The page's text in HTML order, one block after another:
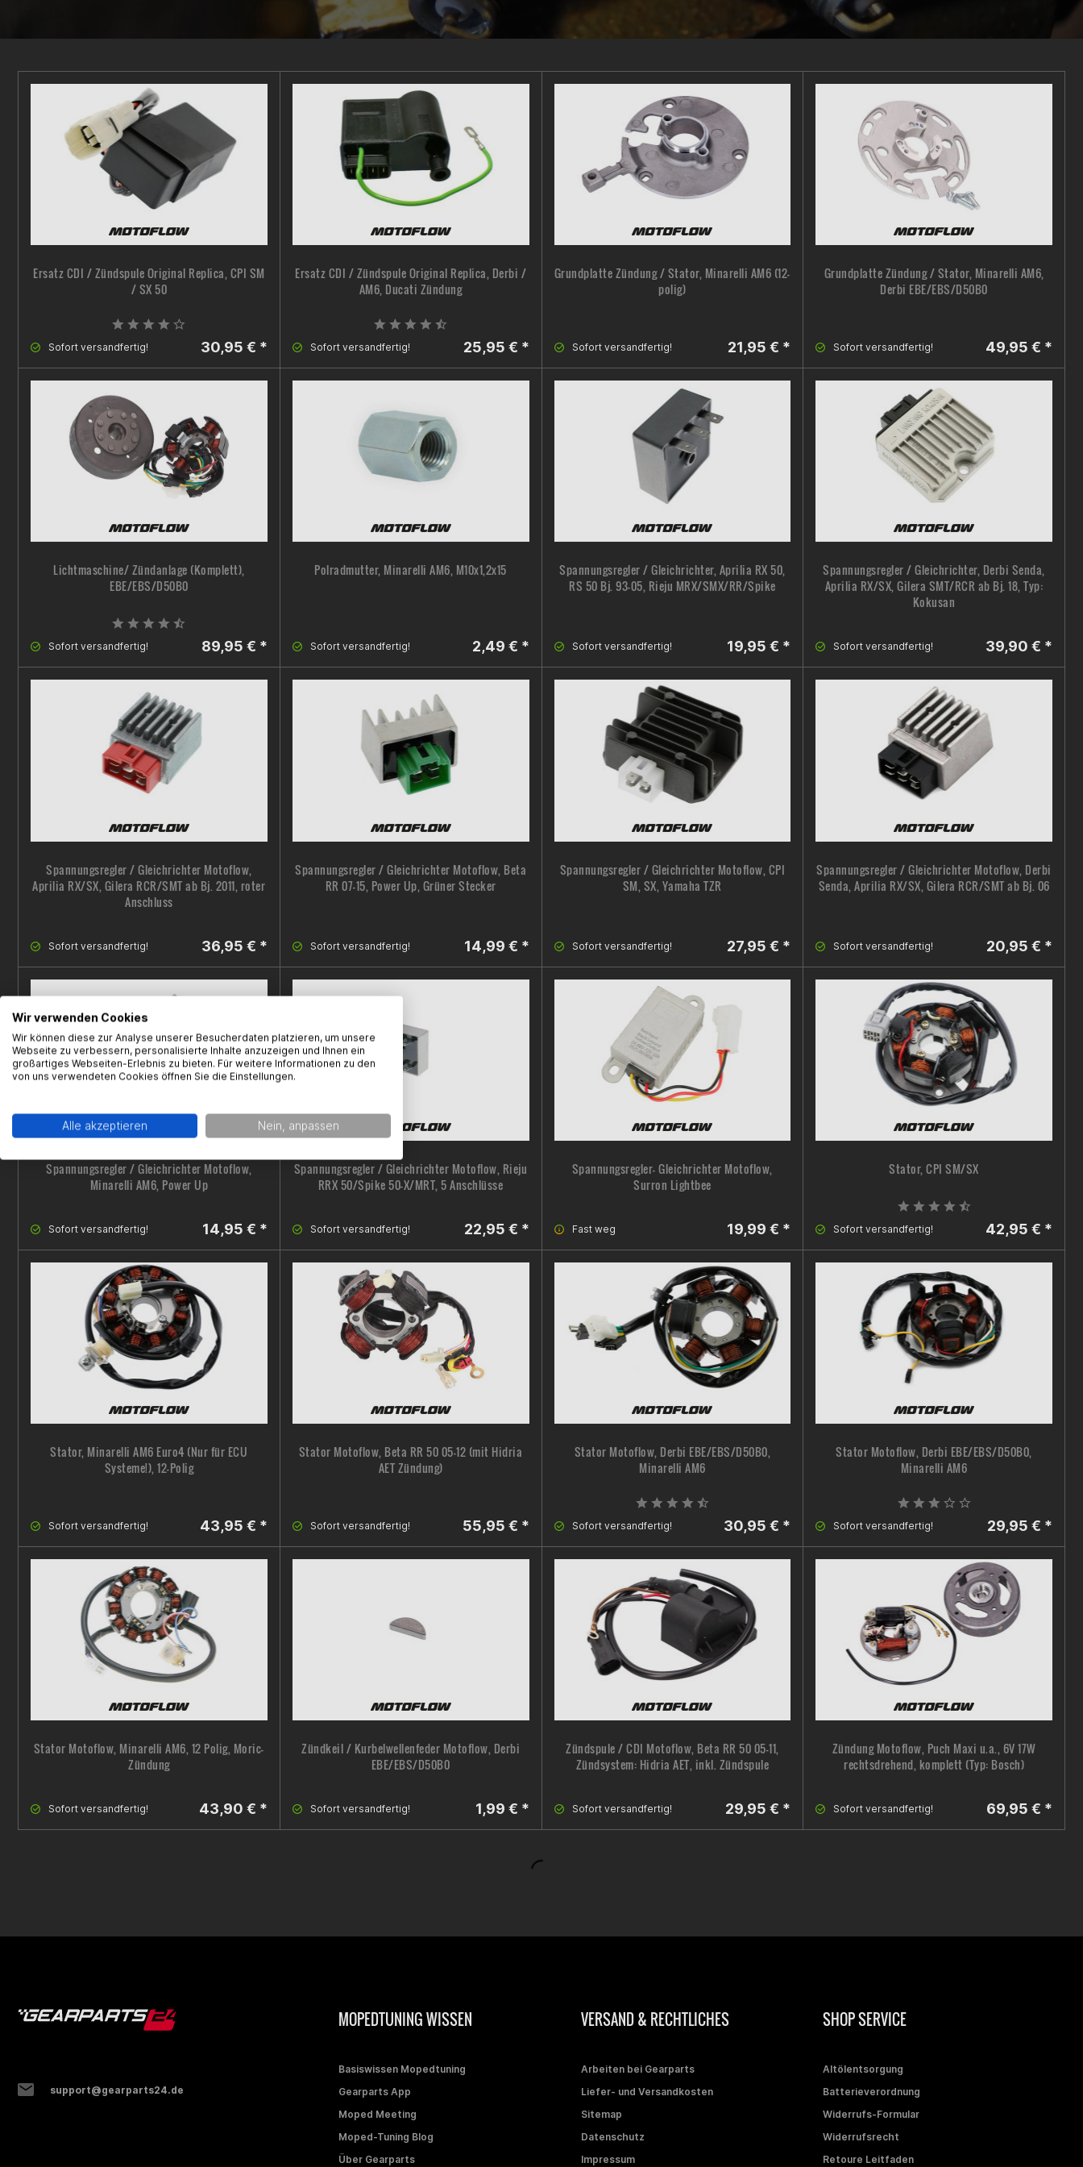
Ersatz CDI / Zündspule Original Replica, CPI SM
/ SX 50
Sofort versandfertig! 30,95 € *
Ersatz CDI / Zündspule Original Replica, Derbi /
AM6, Ducati Zündung
Sofort versandfertig! 25,95 € *
Grundplatte Zündung / Stator, Minarelli AM6 (12-
polig)
Sofort versandfertig! 21,95 € *
Grundplatte Zündung / Stator, Minarelli AM6,
Derbi EBE/EBS/D50B0
Sofort versandfertig! 49,95 € *
Lichtmaschine/ Zündanlage (Komplett),
EBE/EBS/D50B0
Sofort versandfertig! 89,95 € *
Polradmutter, Minarelli AM6, M10x1,2x15
Sofort versandfertig! 2,49 € *
Spannungsregler / Gleichrichter, Aprilia RX 50,
RS 50 Bj. 93-05, Rieju MRX/SMX/RR/Spike
Sofort versandfertig! 19,95 € *
Spannungsregler / Gleichrichter, Derbi Senda,
Aprilia RX/SX, Gilera SMT/RCR ab Bj. 18, Typ:
Kokusan
Sofort versandfertig! 39,90 € *
Spannungsregler / Gleichrichter Motoflow,
Aprilia RX/SX, Gilera RCR/SMT ab Bj. 2011, roter
Anschluss
Sofort versandfertig! 36,95 € *
Spannungsregler / Gleichrichter Motoflow, Beta
RR 07-15, Power Up, Grüner Stecker
Sofort versandfertig! 14,99 € *
Spannungsregler / Gleichrichter Motoflow, CPI
SM, SX, Yamaha TZR
Sofort versandfertig! 27,95 € *
Spannungsregler / Gleichrichter Motoflow, Derbi
Senda, Aprilia RX/SX, Gilera RCR/SMT ab Bj. 06
Sofort versandfertig! 20,95 € *
Spannungsregler / Gleichrichter Motoflow,
Minarelli AM6, Power Up
Sofort versandfertig! 14,95 € *
Spannungsregler / Gleichrichter Motoflow, Rieju
RRX 50/Spike 50-X/MRT, 5 Anschlüsse
Sofort versandfertig! 22,95 € *
Spannungsregler- Gleichrichter Motoflow,
Surron Lightbee
Fast weg 19,99 € *
Stator, CPI SM/SX
Sofort versandfertig! 42,95 € *
Stator, Minarelli AM6 Euro4 (Nur für ECU
Systeme!), 12-Polig
Sofort versandfertig! 43,95 € *
Stator Motoflow, Beta RR 50 05-12 (mit Hidria
AET Zündung)
Sofort versandfertig! 55,95 € *
Stator Motoflow, Derbi EBE/EBS/D50B0,
Minarelli AM6
Sofort versandfertig! 30,95 € *
Stator Motoflow, Derbi EBE/EBS/D50B0,
Minarelli AM6
Sofort versandfertig! 29,95 € *
Stator Motoflow, Minarelli AM6, 12 Polig, Moric-
Zündung
Sofort versandfertig! 43,90 € *
Zündkeil / Kurbelwellenfeder Motoflow, Derbi
EBE/EBS/D50B0
Sofort versandfertig! 1,99 € *
Zündspule / CDI Motoflow, Beta RR 50 05-11,
Zündsystem: Hidria AET, inkl. Zündspule
Sofort versandfertig! 29,95 € *
Zündung Motoflow, Puch Maxi u.a., 6V 17W
rechtsdrehend, komplett (Typ: Bosch)
Sofort versandfertig! 69,95 € *
support@gearparts24.de
MOPEDTUNING WISSEN
Basiswissen Mopedtuning
Gearparts App
Moped Meeting
Moped-Tuning Blog
Über Gearparts
VERSAND & RECHTLICHES
Arbeiten bei Gearparts
Liefer- und Versandkosten
Sitemap
Datenschutz
Impressum
SHOP SERVICE
Altölentsorgung
Batterieverordnung
Widerrufs-Formular
Widerrufsrecht
Retoure Leitfaden
Wir verwenden Cookies
Wir können diese zur Analyse unserer Besucherdaten platzieren, um unsere
Webseite zu verbessern, personalisierte Inhalte anzuzeigen und Ihnen ein
großartiges Webseiten-Erlebnis zu bieten. Für weitere Informationen zu den
von uns verwendeten Cookies öffnen Sie die Einstellungen.
Alle akzeptieren Nein, anpassen